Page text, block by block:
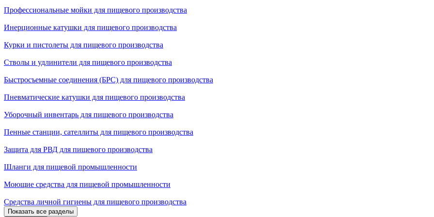
Профессиональные мойки для пищевого производства
Инерционные катушки для пищевого производства
Курки и пистолеты для пищевого производства
Стволы и удлинители для пищевого производства
Быстросъемные соединения (БРС) для пищевого производства
Пневматические катушки для пищевого производства
Уборочный инвентарь для пищевого производства
Пенные станции, сателлиты для пищевого производства
Защита для РВД для пищевого производства
Шланги для пищевой промышленности
Моющие средства для пищевой промышленности
Средства личной гигиены для пищевого производства
Показать все разделы